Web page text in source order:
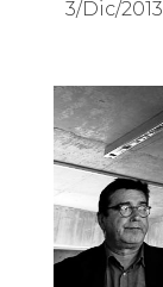
3/Dic/2013